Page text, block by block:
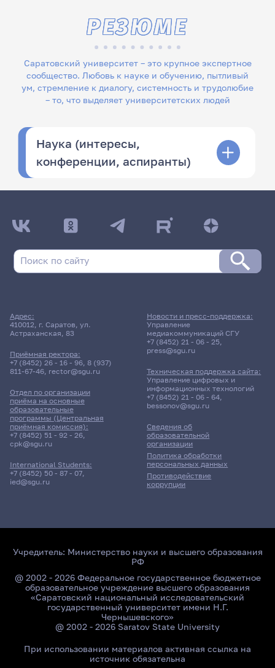
Саратовский университет – это крупное экспертное
сообщество. Любовь к науке и обучению, пытливый
ум, стремление к диалогу, системность и трудолюбие
– то, что выделяет университетских людей
РЕЗЮМЕ
Наука (интересы,
конференции, аспиранты)
Адрес:
410012, г. Саратов, ул.
Астраханская, 83
Приёмная ректора:
+7 (8452) 26 - 16 - 96, 8 (937)
811-67-46, rector@sgu.ru
Отдел по организации
приёма на основные
образовательные
программы (Центральная
приёмная комиссия):
+7 (8452) 51 - 92 - 26,
cpk@sgu.ru
International Students:
+7 (8452) 50 - 87 - 07,
ied@sgu.ru
Сведения об
образовательной
организации
Политика обработки
персональных данных
Противодействие
коррупции
Новости и пресс-поддержка:
Управление
медиакоммуникаций СГУ
+7 (8452) 21 - 06 - 25,
press@sgu.ru
Техническая поддержка сайта:
Управление цифровых и
информационных технологий
+7 (8452) 21 - 06 - 64,
bessonov@sgu.ru
Учредитель: Министерство науки и высшего образования
РФ
@ 2002 - 2026 Федеральное государственное бюджетное
образовательное учреждение высшего образования
«Саратовский национальный исследовательский
государственный университет имени Н.Г.
Чернышевского»
@ 2002 - 2026 Saratov State University
При использовании материалов активная ссылка на
источник обязательна